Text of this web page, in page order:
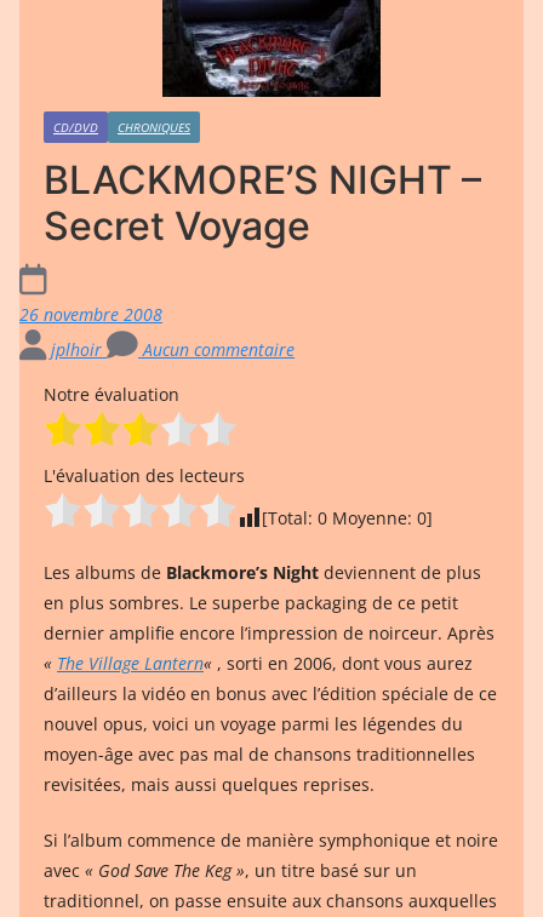
CD/DVD CHRONIQUES
BLACKMORE’S NIGHT –
Secret Voyage
26 novembre 2008
jplhoir
Aucun commentaire
Notre évaluation
L'évaluation des lecteurs
[Total: 0 Moyenne: 0]
Les albums de Blackmore’s Night deviennent de plus
en plus sombres. Le superbe packaging de ce petit
dernier amplifie encore l’impression de noirceur. Après
« The Village Lantern« , sorti en 2006, dont vous aurez
d’ailleurs la vidéo en bonus avec l’édition spéciale de ce
nouvel opus, voici un voyage parmi les légendes du
moyen-âge avec pas mal de chansons traditionnelles
revisitées, mais aussi quelques reprises.
Si l’album commence de manière symphonique et noire
avec « God Save The Keg », un titre basé sur un
traditionnel, on passe ensuite aux chansons auxquelles